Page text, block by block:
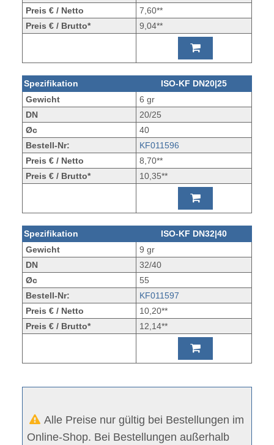
Preis € / Netto
7,60**
Preis € / Brutto*
9,04**
Spezifikation
ISO-KF DN20|25
Gewicht
6 gr
DN
20/25
Øc
40
Bestell-Nr:
KF011596
Preis € / Netto
8,70**
Preis € / Brutto*
10,35**
Spezifikation
ISO-KF DN32|40
Gewicht
9 gr
DN
32/40
Øc
55
Bestell-Nr:
KF011597
Preis € / Netto
10,20**
Preis € / Brutto*
12,14**
Alle Preise nur gültig bei Bestellungen im
Online-Shop. Bei Bestellungen außerhalb